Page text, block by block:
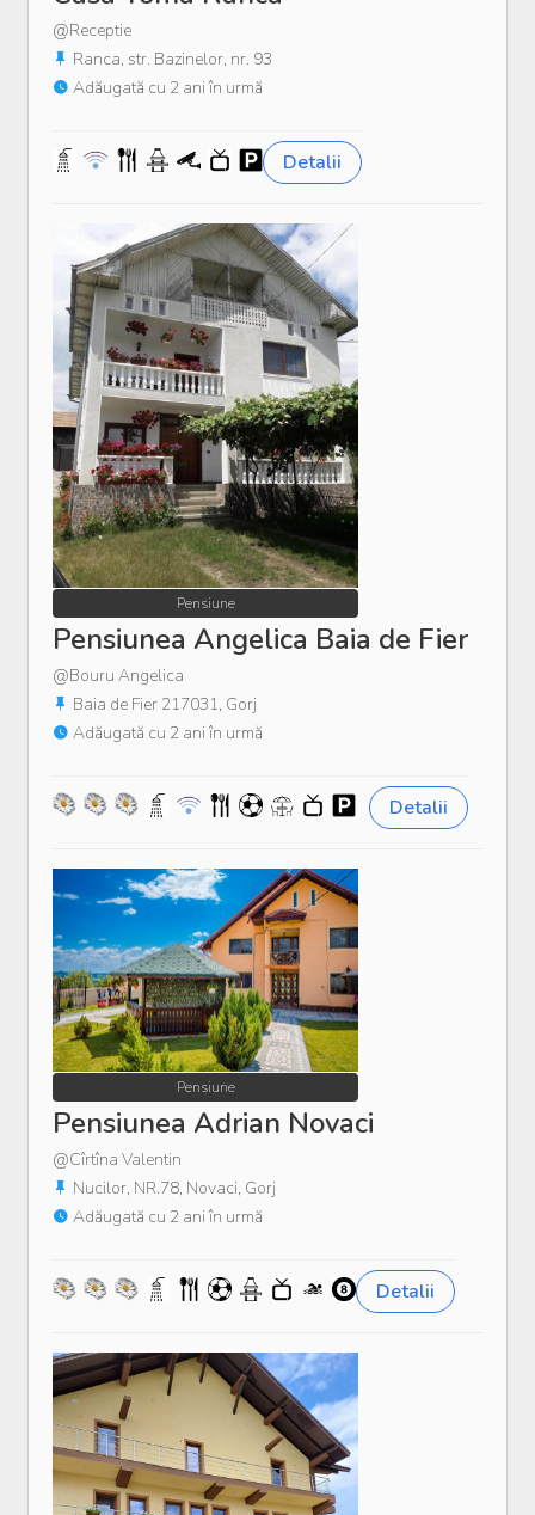
@Receptie
Ranca, str. Bazinelor, nr. 93
Adăugată cu 2 ani în urmă
Detalii
Pensiune
Pensiunea Angelica Baia de Fier
@Bouru Angelica
Baia de Fier 217031, Gorj
Adăugată cu 2 ani în urmă
Detalii
Pensiune
Pensiunea Adrian Novaci
@Cîrtîna Valentin
Nucilor, NR.78, Novaci, Gorj
Adăugată cu 2 ani în urmă
Detalii